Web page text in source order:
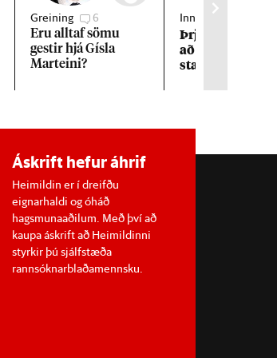
Greining 6
Eru alltaf sömu
gest­ir hjá Gísla
Marteini?
Innlent
Þrjár kon­ur
að und­an
starfs­manns
Áskrift hefur áhrif
Heimildin er í dreifðu
eignarhaldi og óháð
hagsmunaaðilum. Með því að
kaupa áskrift að Heimildinni
styrkir þú sjálfstæða
rannsóknarblaðamennsku.